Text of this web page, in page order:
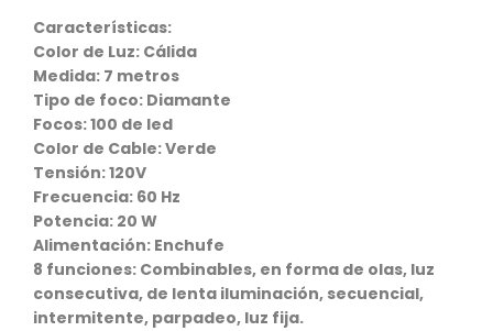
Características:
Color de Luz: Cálida
Medida: 7 metros
Tipo de foco: Diamante
Focos: 100 de led
Color de Cable: Verde
Tensión: 120V
Frecuencia: 60 Hz
Potencia: 20 W
Alimentación: Enchufe
8 funciones: Combinables, en forma de olas, luz
consecutiva, de lenta iluminación, secuencial,
intermitente, parpadeo, luz fija.